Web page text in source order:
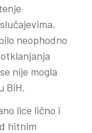
neophodno
nije mogla
BiH.
lice lično i
hitnim